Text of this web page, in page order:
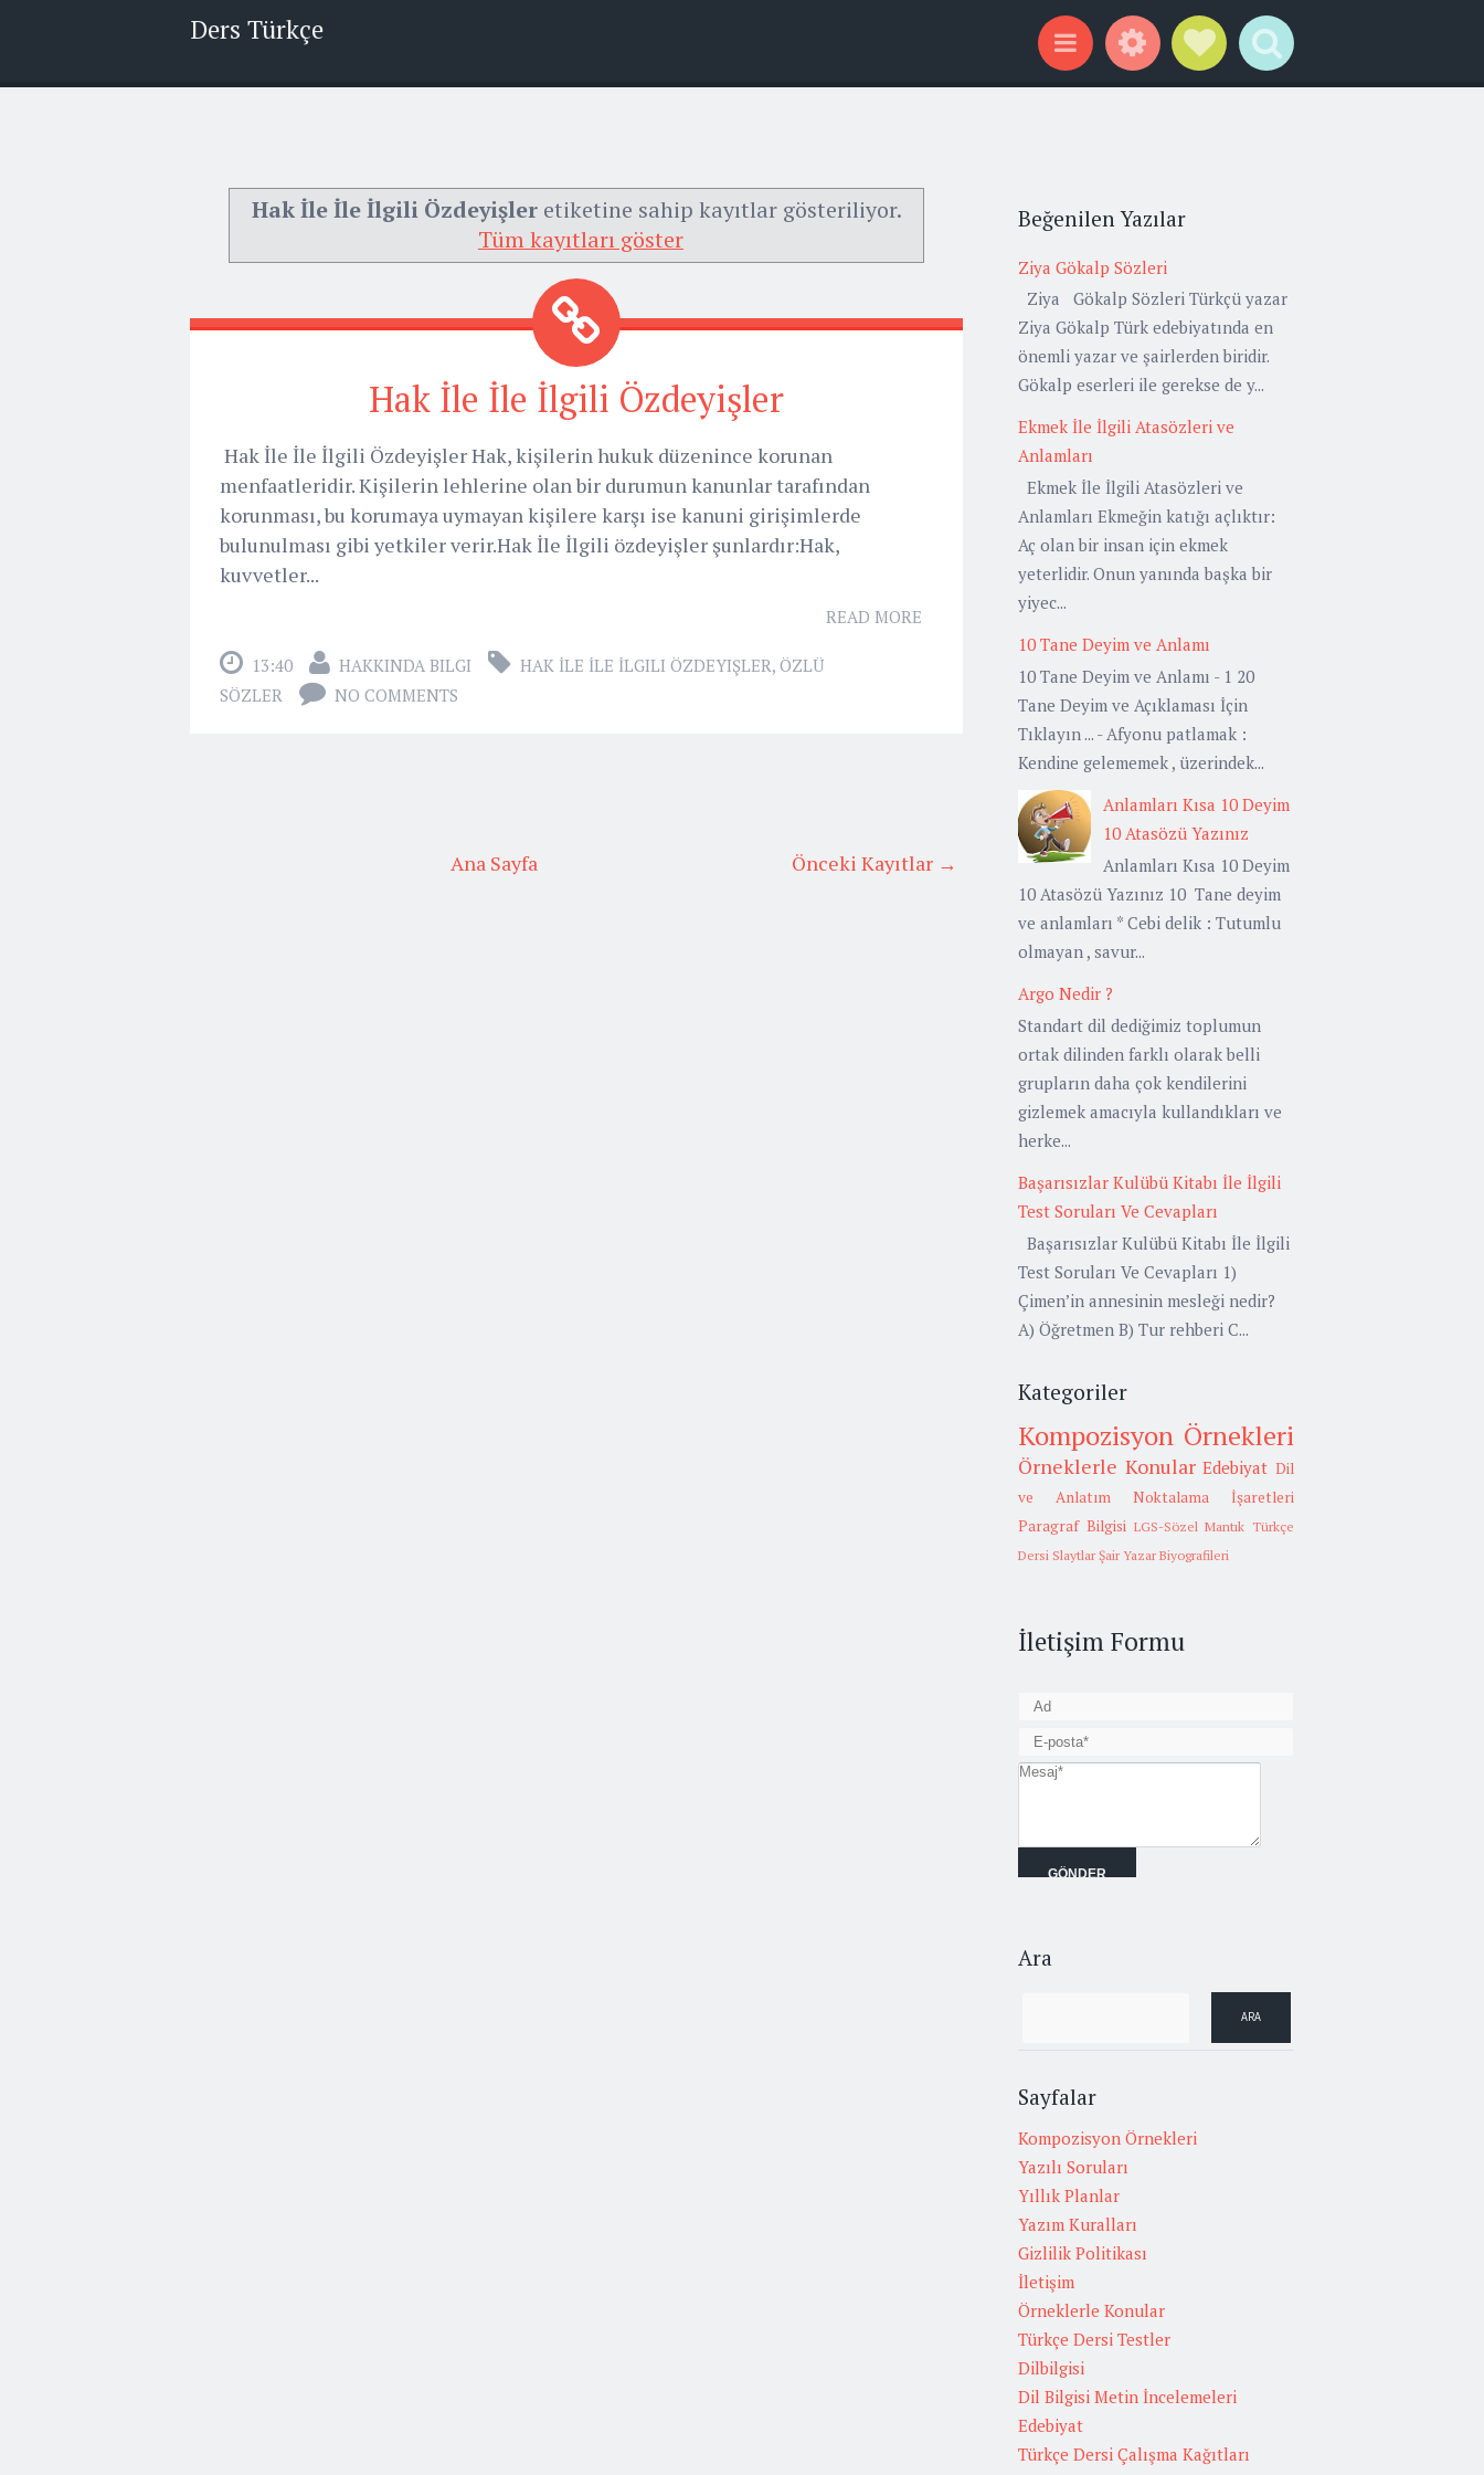
Ders Türkçe
Menu WidgetsSocial Links
Search
Hak İle İle İlgili Özdeyişleretiketine sahip kayıtlar gösteriliyor.
Tüm kayıtları göster
Hak İle İle İlgili Özdeyişler
Hak İle İle İlgili Özdeyişler Hak, kişilerin hukuk düzenince korunan
menfaatleridir. Kişilerin lehlerine olan bir durumun kanunlar tarafından
korunması, bu korumaya uymayan kişilere karşı ise kanuni girişimlerde
bulunulması gibi yetkiler verir.Hak İle İlgili özdeyişler şunlardır:Hak,
kuvvetler...
READ MORE
13:40 HAKKINDA BILGI HAK İLE İLE İLGILI ÖZDEYIŞLER, ÖZLÜ
SÖZLER
NO COMMENTS
Önceki Kayıtlar →
Ana Sayfa
Beğenilen Yazılar
Ziya Gökalp Sözleri
Ziya Gökalp Sözleri Türkçü yazar
Ziya Gökalp Türk edebiyatında en
önemli yazar ve şairlerden biridir.
Gökalp eserleri ile gerekse de y...
Ekmek İle İlgili Atasözleri ve
Anlamları
Ekmek İle İlgili Atasözleri ve
Anlamları Ekmeğin katığı açlıktır:
Aç olan bir insan için ekmek
yeterlidir. Onun yanında başka bir
yiyec...
10 Tane Deyim ve Anlamı
10 Tane Deyim ve Anlamı - 1 20
Tane Deyim ve Açıklaması İçin
Tıklayın ... - Afyonu patlamak :
Kendine gelememek , üzerindek...
Anlamları Kısa 10 Deyim
10 Atasözü Yazınız
Anlamları Kısa 10 Deyim
10 Atasözü Yazınız 10 Tane deyim
ve anlamları * Cebi delik : Tutumlu
olmayan , savur...
Argo Nedir ?
Standart dil dediğimiz toplumun
ortak dilinden farklı olarak belli
grupların daha çok kendilerini
gizlemek amacıyla kullandıkları ve
herke...
Başarısızlar Kulübü Kitabı İle İlgili
Test Soruları Ve Cevapları
Başarısızlar Kulübü Kitabı İle İlgili
Test Soruları Ve Cevapları 1)
Çimen’in annesinin mesleği nedir?
A) Öğretmen B) Tur rehberi C...
Kategoriler
Kompozisyon Örnekleri
Örneklerle Konular Edebiyat Dil
ve Anlatım
Noktalama İşaretleri
Paragraf Bilgisi LGS-Sözel Mantık Türkçe
Dersi Slaytlar Şair Yazar Biyografileri
İletişim Formu
Ara
Sayfalar
Kompozisyon Örnekleri
Yazılı Soruları
Yıllık Planlar
Yazım Kuralları
Gizlilik Politikası
İletişim
Örneklerle Konular
Türkçe Dersi Testler
Dilbilgisi
Dil Bilgisi Metin İncelemeleri
Edebiyat
Türkçe Dersi Çalışma Kağıtları